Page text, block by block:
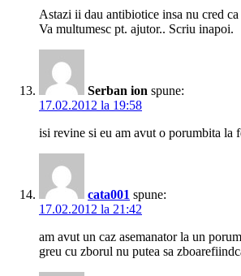
Astazi ii dau antibiotice insa nu cred
Va multumesc pt. ajutor.. Scriu inapoi.
Serban ion spune:
17.02.2012 la 19:58
isi revine si eu am avut o porumbita la
cata001 spune:
17.02.2012 la 21:42
am avut un caz asemanator la un
greu cu zborul nu putea sa